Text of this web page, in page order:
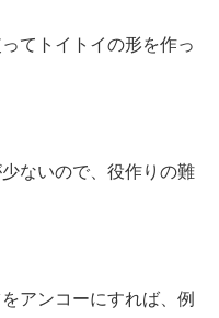
てトイトイの形を作っ
ないので、役作りの難
アンコーにすれば、例